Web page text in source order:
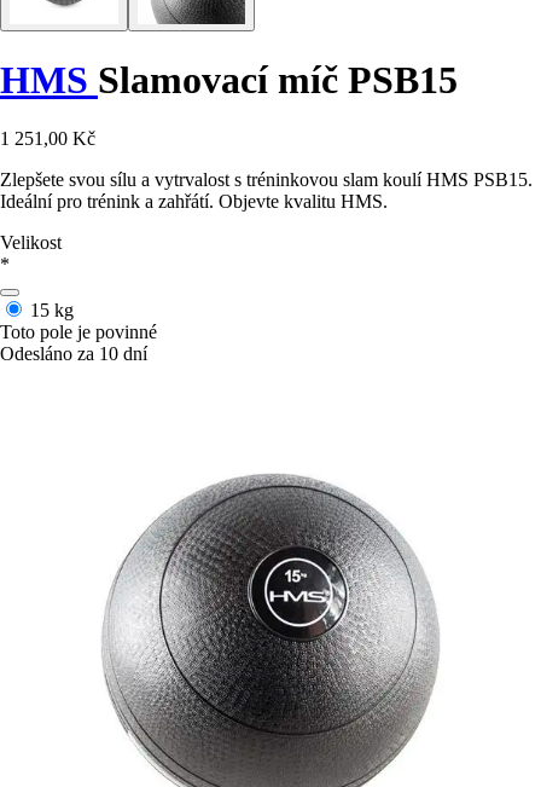
HMS Slamovací míč PSB15
1 251,00 Kč
Zlepšete svou sílu a vytrvalost s tréninkovou slam koulí HMS PSB15.
Ideální pro trénink a zahřátí. Objevte kvalitu HMS.
Velikost
*
15 kg
Toto pole je povinné
Odesláno za 10 dní